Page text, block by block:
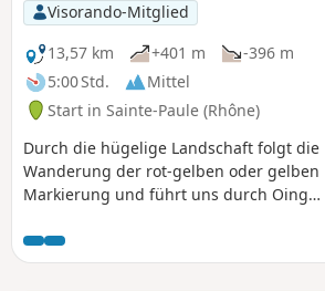
Visorando-Mitglied
13,57 km
+401 m
-396 m
5:00 Std.
Mittel
Start in Sainte-Paule (Rhône)
Durch die hügelige Landschaft folgt die
Wanderung der rot-gelben oder gelben
Markierung und führt uns durch Oingt,
goldenem Stein mit einer romanischen
Kirche und zahlreichen